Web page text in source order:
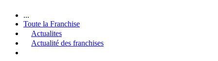
...
Toute la Franchise
Actualites
Actualité des franchises